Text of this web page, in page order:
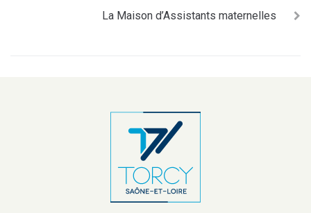
La Maison d’Assistants maternelles